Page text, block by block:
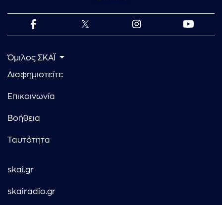
Όμιλος ΣΚΑΪ
Διαφημιστείτε
Επικοινωνία
Βοήθεια
Ταυτότητα
skai.gr
skairadio.gr